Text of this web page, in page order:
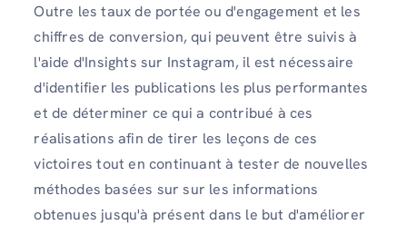
Outre les taux de portée ou d'engagement et les
chiffres de conversion, qui peuvent être suivis à
l'aide d'Insights sur Instagram, il est nécessaire
d'identifier les publications les plus performantes
et de déterminer ce qui a contribué à ces
réalisations afin de tirer les leçons de ces
victoires tout en continuant à tester de nouvelles
méthodes basées sur sur les informations
obtenues jusqu'à présent dans le but d'améliorer